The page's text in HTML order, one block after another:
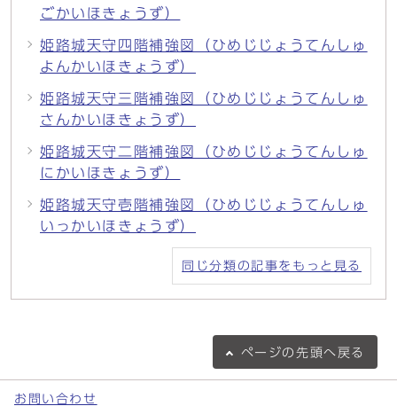
ごかいほきょうず）
姫路城天守四階補強図（ひめじじょうてんしゅ
よんかいほきょうず）
姫路城天守三階補強図（ひめじじょうてんしゅ
さんかいほきょうず）
姫路城天守二階補強図（ひめじじょうてんしゅ
にかいほきょうず）
姫路城天守壱階補強図（ひめじじょうてんしゅ
いっかいほきょうず）
同じ分類の記事をもっと見る
ページの 先頭へ戻る
お問い合わせ